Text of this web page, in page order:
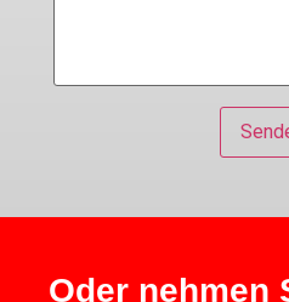
Oder nehmen